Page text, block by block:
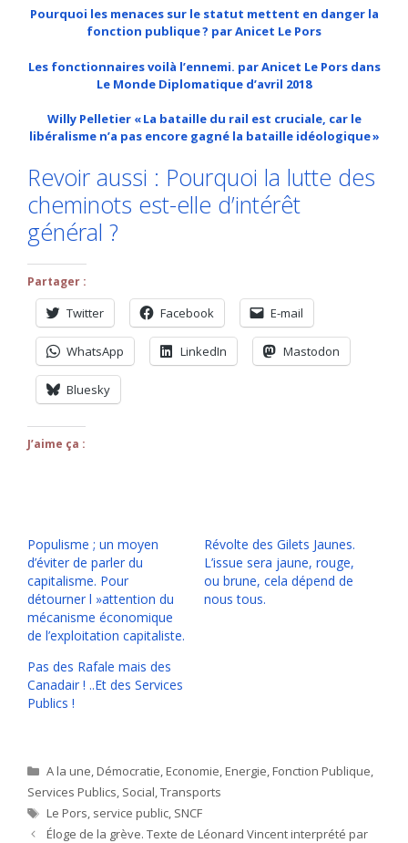
Pourquoi les menaces sur le statut mettent en danger la
fonction publique ? par Anicet Le Pors
Les fonctionnaires voilà l’ennemi. par Anicet Le Pors dans
Le Monde Diplomatique d’avril 2018
Willy Pelletier « La bataille du rail est cruciale, car le
libéralisme n’a pas encore gagné la bataille idéologique »
Revoir aussi : Pourquoi la lutte des
cheminots est-elle d’intérêt
général ?
Partager :
Twitter Facebook E-mail
WhatsApp LinkedIn Mastodon
Bluesky
J’aime ça :
Populisme ; un moyen
d’éviter de parler du
capitalisme. Pour
détourner l »attention du
mécanisme économique
de l’exploitation capitaliste.
Révolte des Gilets Jaunes.
L’issue sera jaune, rouge,
ou brune, cela dépend de
nous tous.
Pas des Rafale mais des
Canadair ! ..Et des Services
Publics !
Catégories
A la une,Démocratie,Economie,Energie,Fonction Publique,
Services Publics, Social,Transports
Étiquettes
Le Pors, service public, SNCF
Éloge de la grève. Texte de Léonard Vincent interprété par